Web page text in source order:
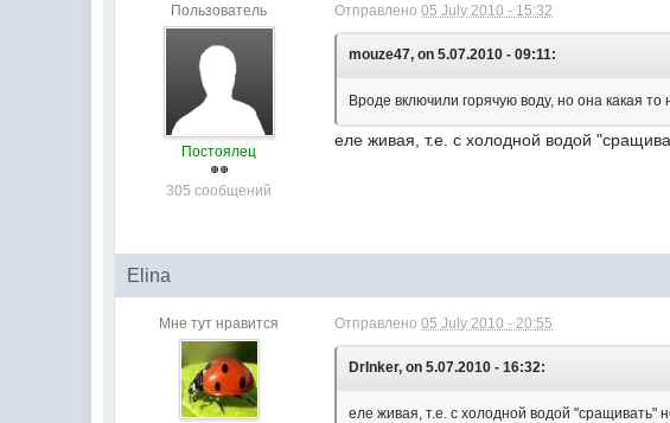
Пользователь
Постоялец
305 сообщений
Отправлено05 July 2010 - 15:32
mouze47, on 5.07.2010 - 09:11:
Вроде включили горячую воду, но она какая то
еле живая, т.е. с холодной водой
Elina
Мне тут нравится Отправлено05 July 2010 - 20:55
DrInker, on 5.07.2010 - 16:32:
еле живая, т.е. с холодной водой "сращивать"